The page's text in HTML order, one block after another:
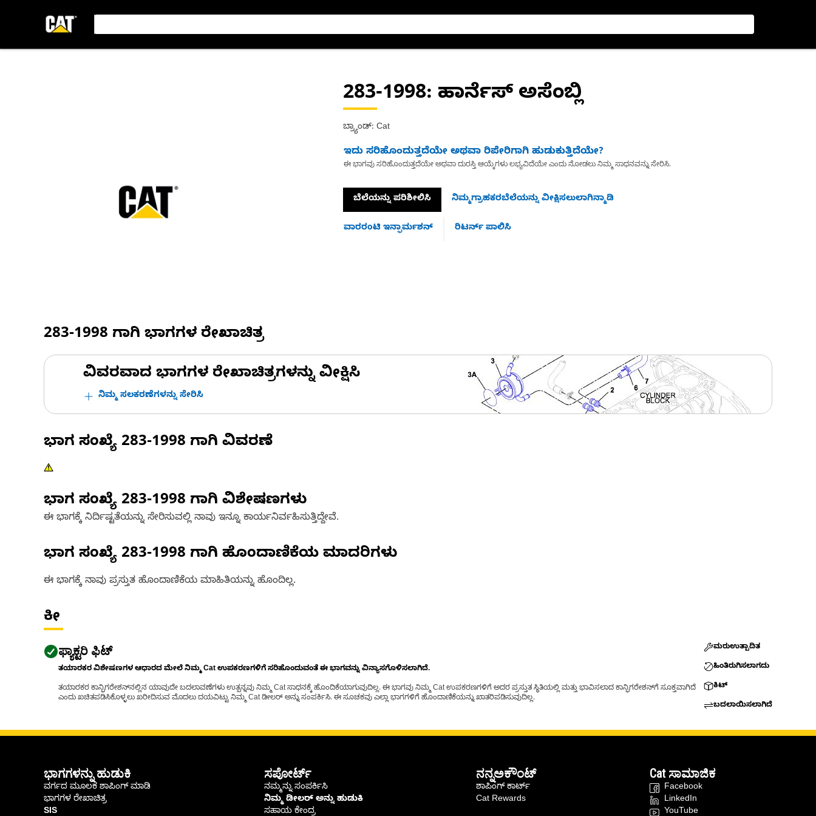
283-1998: ಹಾರ್ನೆಸ್ ಅಸೆಂಬ್ಲಿ
ಬ್ರ್ಯಾಂಡ್: Cat
ಇದು ಸರಿಹೊಂದುತ್ತದೆಯೇ ಅಥವಾ ರಿಪೇರಿಗಾಗಿ ಹುಡುಕುತ್ತಿದೆಯೇ?
ಈ ಭಾಗವು ಸರಿಹೊಂದುತ್ತದೆಯೇ ಅಥವಾ ದುರಸ್ತಿ ಆಯ್ಕೆಗಳು ಲಭ್ಯವಿದೆಯೇ ಎಂದು ನೋಡಲು ನಿಮ್ಮ ಸಾಧನವನ್ನು ಸೇರಿಸಿ.
ಬೆಲೆಯನ್ನು ಪರಿಶೀಲಿಸಿ ನಿಮ್ಮಗ್ರಾಹಕರಬೆಲೆಯನ್ನು ವೀಕ್ಷಿಸಲುಲಾಗಿನ್ಮಾಡಿ
ವಾರರಂಟಿ ಇನ್ಫಾರ್ಮಶನ್ ರಿಟರ್ನ್ ಪಾಲಿಸಿ
283-1998 ಗಾಗಿ ಭಾಗಗಳ ರೇಖಾಚಿತ್ರ
ವಿವರವಾದ ಭಾಗಗಳ ರೇಖಾಚಿತ್ರಗಳನ್ನು ವೀಕ್ಷಿಸಿ
ನಿಮ್ಮ ಸಲಕರಣೆಗಳನ್ನು ಸೇರಿಸಿ
ಭಾಗ ಸಂಖ್ಯೆ 283-1998 ಗಾಗಿ ವಿವರಣೆ
ಭಾಗ ಸಂಖ್ಯೆ 283-1998 ಗಾಗಿ ವಿಶೇಷಣಗಳು
ಈ ಭಾಗಕ್ಕೆ ನಿರ್ದಿಷ್ಟತೆಯನ್ನು ಸೇರಿಸುವಲ್ಲಿ ನಾವು ಇನ್ನೂ ಕಾರ್ಯನಿರ್ವಹಿಸುತ್ತಿದ್ದೇವೆ.
ಭಾಗ ಸಂಖ್ಯೆ 283-1998 ಗಾಗಿ ಹೊಂದಾಣಿಕೆಯ ಮಾದರಿಗಳು
ಈ ಭಾಗಕ್ಕೆ ನಾವು ಪ್ರಸ್ತುತ ಹೊಂದಾಣಿಕೆಯ ಮಾಹಿತಿಯನ್ನು ಹೊಂದಿಲ್ಲ.
ಕೀ
ಫ್ಯಾಕ್ಟರಿ ಫಿಟ್
ತಯಾರಕರ ವಿಶೇಷಣಗಳ ಆಧಾರದ ಮೇಲೆ ನಿಮ್ಮ Cat ಉಪಕರಣಗಳಿಗೆ ಸರಿಹೊಂದುವಂತೆ ಈ ಭಾಗವನ್ನು ವಿನ್ಯಾಸಗೊಳಿಸಲಾಗಿದೆ.
ತಯಾರಕರ ಕಾನ್ಫಿಗರೇಶನ್‌ನಲ್ಲಿನ ಯಾವುದೇ ಬದಲಾವಣೆಗಳು ಉತ್ಪನ್ನವು ನಿಮ್ಮ Cat ಸಾಧನಕ್ಕೆ ಹೊಂದಿಕೆಯಾಗುವುದಿಲ್ಲ. ಈ ಭಾಗವು ನಿಮ್ಮ Cat ಉಪಕರಣಗಳಿಗೆ ಅದರ ಪ್ರಸ್ತುತ ಸ್ಥಿತಿಯಲ್ಲಿ ಮತ್ತು ಭಾವಿಸಲಾದ ಕಾನ್ಫಿಗರೇಶನ್‌ಗೆ ಸೂಕ್ತವಾಗಿದೆ
ಎಂದು ಖಚಿತಪಡಿಸಿಕೊಳ್ಳಲು ಖರೀದಿಸುವ ಮೊದಲು ದಯವಿಟ್ಟು ನಿಮ್ಮ Cat ಡೀಲರ್ ಅನ್ನು ಸಂಪರ್ಕಿಸಿ. ಈ ಸೂಚಕವು ಎಲ್ಲಾ ಭಾಗಗಳಿಗೆ ಹೊಂದಾಣಿಕೆಯನ್ನು ಖಾತರಿಪಡಿಸುವುದಿಲ್ಲ.
ಮರುಉತ್ಪಾದಿತ
ಹಿಂತಿರುಗಿಸಲಾಗದು
ಕಿಟ್
ಬದಲಾಯಿಸಲಾಗಿದೆ
ಭಾಗಗಳನ್ನು ಹುಡುಕಿ
ವರ್ಗದ ಮೂಲಕ ಶಾಪಿಂಗ್ ಮಾಡಿ
ಭಾಗಗಳ ರೇಖಾಚಿತ್ರ
SIS
ಸಪೋರ್ಟ್
ನಮ್ಮನ್ನು ಸಂಪರ್ಕಿಸಿ
ನಿಮ್ಮ ಡೀಲರ್ ಅನ್ನು ಹುಡುಕಿ
ಸಹಾಯ ಕೇಂದ್ರ
ನನ್ನಅಕೌಂಟ್
ಶಾಪಿಂಗ್ ಕಾರ್ಟ್
Cat Rewards
Cat ಸಾಮಾಜಿಕ
Facebook
LinkedIn
YouTube